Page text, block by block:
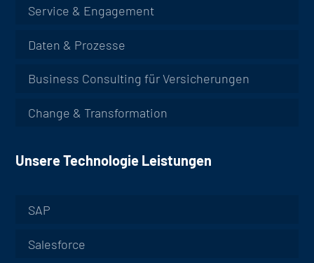
Service & Engagement
Daten & Prozesse
Business Consulting für Versicherungen
Change & Transformation
Unsere Technologie Leistungen
SAP
Salesforce